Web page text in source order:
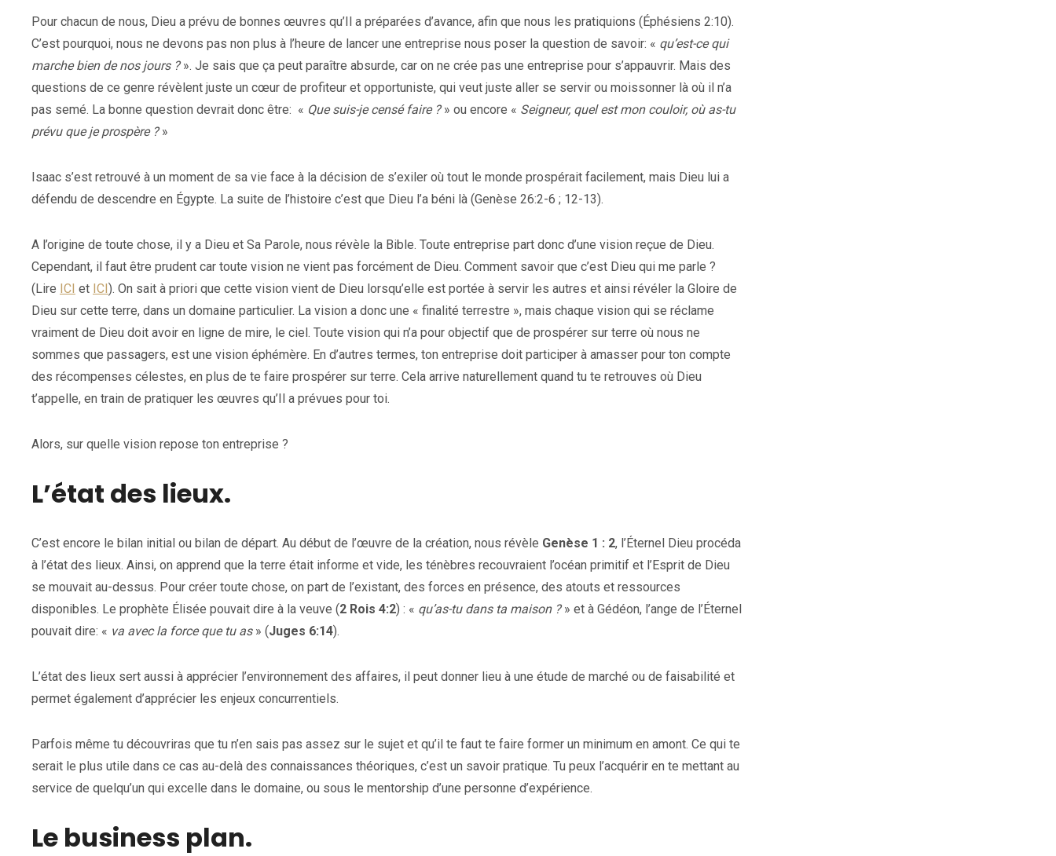
Pour chacun de nous, Dieu a prévu de bonnes œuvres qu’Il a préparées d’avance, afin que nous les pratiquions (Éphésiens 2:10).
C’est pourquoi, nous ne devons pas non plus à l’heure de lancer une entreprise nous poser la question de savoir: « qu’est-ce qui
marche bien de nos jours ?». Je sais que ça peut paraître absurde, car on ne crée pas une entreprise pour s’appauvrir. Mais des
questions de ce genre révèlent juste un cœur de profiteur et opportuniste, qui veut juste aller se servir ou moissonner là où il n’a
pas semé. La bonne question devrait donc être: « Que suis-je censé faire ?» ou encore « Seigneur, quel est mon couloir, où as-tu
prévu que je prospère ?»
Isaac s’est retrouvé à un moment de sa vie face à la décision de s’exiler où tout le monde prospérait facilement, mais Dieu lui a
défendu de descendre en Égypte. La suite de l’histoire c’est que Dieu l’a béni là (Genèse 26:2-6 ; 12-13).
A l’origine de toute chose, il y a Dieu et Sa Parole, nous révèle la Bible. Toute entreprise part donc d’une vision reçue de Dieu.
Cependant, il faut être prudent car toute vision ne vient pas forcément de Dieu. Comment savoir que c’est Dieu qui me parle ?
(Lire ICI et ICI). On sait à priori que cette vision vient de Dieu lorsqu’elle est portée à servir les autres et ainsi révéler la Gloire de
Dieu sur cette terre, dans un domaine particulier. La vision a donc une « finalité terrestre », mais chaque vision qui se réclame
vraiment de Dieu doit avoir en ligne de mire, le ciel. Toute vision qui n’a pour objectif que de prospérer sur terre où nous ne
sommes que passagers, est une vision éphémère. En d’autres termes, ton entreprise doit participer à amasser pour ton compte
des récompenses célestes, en plus de te faire prospérer sur terre. Cela arrive naturellement quand tu te retrouves où Dieu
t’appelle, en train de pratiquer les œuvres qu’Il a prévues pour toi.
Alors, sur quelle vision repose ton entreprise ?
L’état des lieux.
C’est encore le bilan initial ou bilan de départ. Au début de l’œuvre de la création, nous révèle Genèse 1 : 2, l’Éternel Dieu procéda
à l’état des lieux. Ainsi, on apprend que la terre était informe et vide, les ténèbres recouvraient l’océan primitif et l’Esprit de Dieu
se mouvait au-dessus. Pour créer toute chose, on part de l’existant, des forces en présence, des atouts et ressources
disponibles. Le prophète Élisée pouvait dire à la veuve (2 Rois 4:2) : « qu’as-tu dans ta maison ?» et à Gédéon, l’ange de l’Éternel
pouvait dire: « va avec la force que tu as» (Juges 6:14).
L’état des lieux sert aussi à apprécier l’environnement des affaires, il peut donner lieu à une étude de marché ou de faisabilité et
permet également d’apprécier les enjeux concurrentiels.
Parfois même tu découvriras que tu n’en sais pas assez sur le sujet et qu’il te faut te faire former un minimum en amont. Ce qui te
serait le plus utile dans ce cas au-delà des connaissances théoriques, c’est un savoir pratique. Tu peux l’acquérir en te mettant au
service de quelqu’un qui excelle dans le domaine, ou sous le mentorship d’une personne d’expérience.
Le business plan.